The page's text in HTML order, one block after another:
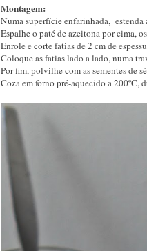
Montagem:
Numa superfície enfarinhada, estenda
Espalhe o paté de azeitona por cima,
Enrole e corte fatias de 2 cm de
Coloque as fatias lado a lado, numa
Por fim, polvilhe com as sementes de
Coza em forno pré-aquecido a 200ºC,